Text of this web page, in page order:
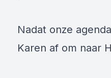
Nadat onze
Karen af om naar